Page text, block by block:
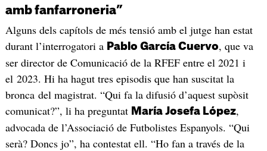
amb fanfarroneria”
Alguns dels capítols de més tensió amb el jutge han estat
durant l’interrogatori a Pablo García Cuervo, que va
ser director de Comunicació de la RFEF entre el 2021 i
el 2023. Hi ha hagut tres episodis que han suscitat la
bronca del magistrat. “Qui fa la difusió d’aquest supòsit
comunicat?”, li ha preguntat María Josefa López,
advocada de l’Associació de Futbolistes Espanyols. “Qui
serà? Doncs jo”, ha contestat ell. “Ho fan a través de la